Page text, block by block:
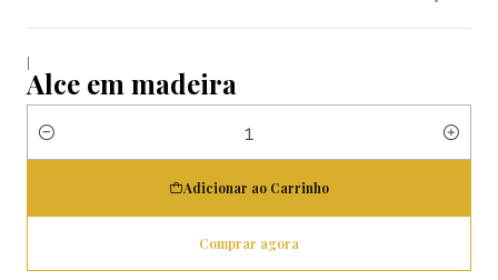
|
Alce em madeira
Quantidade
Adicionar ao Carrinho
Comprar agora